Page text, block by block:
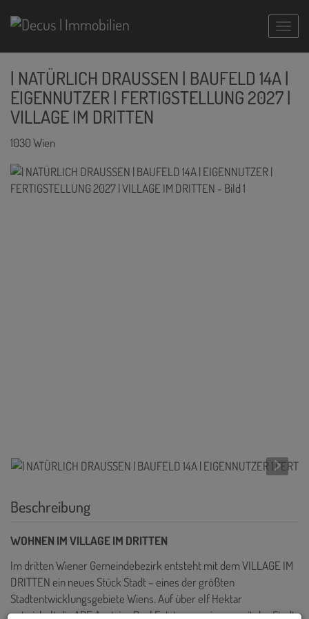
| NATÜRLICH DRAUSSEN | BAUFELD 14A |
EIGENNUTZER | FERTIGSTELLUNG 2027 |
VILLAGE IM DRITTEN
1030 Wien
Beschreibung
WOHNEN IM VILLAGE IM DRITTEN
Im dritten Wiener Gemeindebezirk entsteht mit dem VILLAGE IM
DRITTEN ein neues Stück Stadt – eines der größten
Stadtentwicklungsgebiete Wiens. Auf über elf Hektar
entwickelt die ARE Austrian Real Estate gemeinsam mit der Stadt